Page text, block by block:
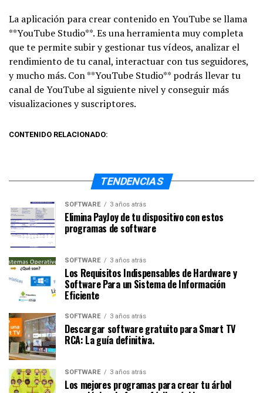
La aplicación para crear contenido en YouTube se llama
**YouTube Studio**. Es una herramienta muy completa
que te permite subir y gestionar tus vídeos, analizar el
rendimiento de tu canal, interactuar con tus seguidores,
y mucho más. Con **YouTube Studio** podrás llevar tu
canal de YouTube al siguiente nivel y conseguir más
visualizaciones y suscriptores.
CONTENIDO RELACIONADO:
TENDENCIAS
SOFTWARE 3 años atrás
Elimina PayJoy de tu dispositivo con estos
programas de software
SOFTWARE 3 años atrás
Los Requisitos Indispensables de Hardware y
Software Para un Sistema de Información
Eficiente
SOFTWARE 3 años atrás
Descargar software gratuito para Smart TV
RCA: La guía definitiva.
SOFTWARE 3 años atrás
Los mejores programas para crear tu árbol